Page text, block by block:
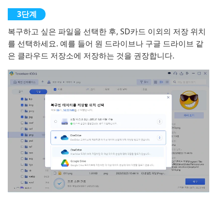
복구하고 싶은 파일을 선택한 후, SD카드 이외의 저장 위치
를 선택하세요. 예를 들어 원 드라이브나 구글 드라이브 같
은 클라우드 저장소에 저장하는 것을 권장합니다.